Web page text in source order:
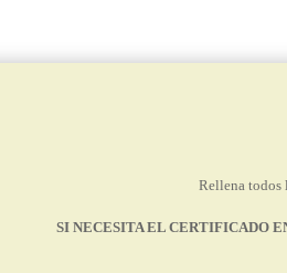
Rellena todos
SI NECESITA EL CERTIFICADO